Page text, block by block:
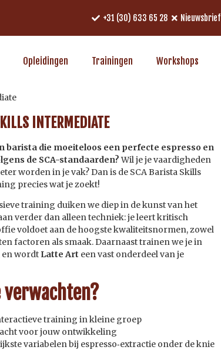
+31 (30) 633 65 28 Nieuwsbrief
Opleidingen Trainingen Workshops
INTERMEDIATE
barista die moeiteloos een perfecte espresso en
de SCA-standaarden?Wil je je vaardigheden
worden in je vak? Dan is de SCA Barista Skills
precies wat je zoekt!
training duiken we diep in de kunst van het
verder dan alleen techniek: je leert kritisch
voldoet aan de hoogste kwaliteitsnormen, zowel
factoren als smaak. Daarnaast trainen we je in
en wordt Latte Art een vast onderdeel van je
training in kleine groep
voor jouw ontwikkeling
variabelen bij espresso‑extractie onder de knie